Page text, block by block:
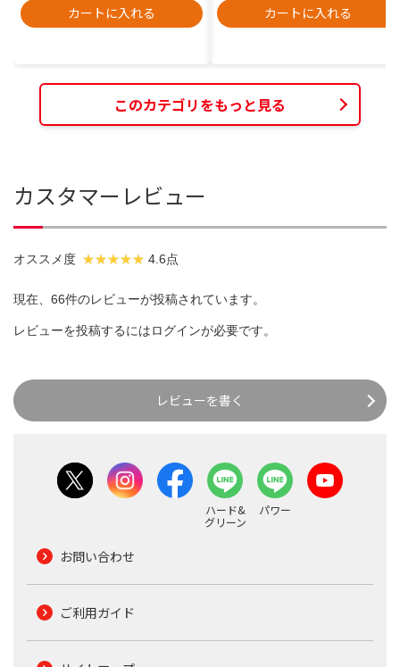
カートに入れる カートに入れる
このカテゴリをもっと見る
カスタマーレビュー
オススメ度 4.6点
現在、66件のレビューが投稿されています。
レビューを投稿するにはログインが必要です。
レビューを書く
ハード&
グリーン
パワー
お問い合わせ
ご利用ガイド